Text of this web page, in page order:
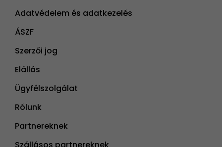
Adatvédelem és adatkezelés
ÁSZF
Szerzői jog
Elállás
Ügyfélszolgálat
Rólunk
Partnereknek